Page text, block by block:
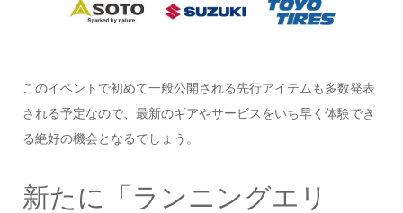
このイベントで初めて一般公開される先行アイテムも多数発表
される予定なので、最新のギアやサービスをいち早く体験でき
る絶好の機会となるでしょう。
新たに「ランニングエリ